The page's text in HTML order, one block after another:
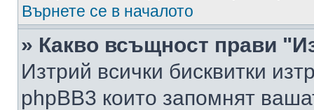
Върнете се в началото
» Какво всъщност прави
Изтрий всички бисквитки
phpBB3 които запомнят